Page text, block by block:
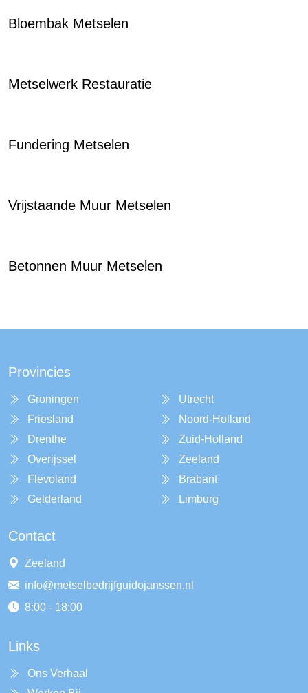
Bloembak Metselen
Metselwerk Restauratie
Fundering Metselen
Vrijstaande Muur Metselen
Betonnen Muur Metselen
Provincies
Groningen
Friesland
Drenthe
Overijssel
Flevoland
Gelderland
Utrecht
Noord-Holland
Zuid-Holland
Zeeland
Brabant
Limburg
Contact
Zeeland
info@metselbedrijfguidojanssen.nl
8:00 - 18:00
Links
Ons Verhaal